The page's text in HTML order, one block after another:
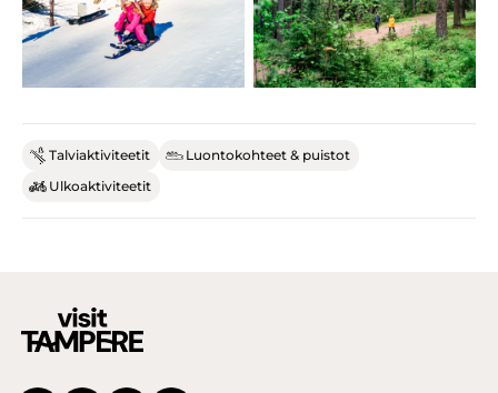
Talviaktiviteetit
Luontokohteet & puistot
Ulkoaktiviteetit